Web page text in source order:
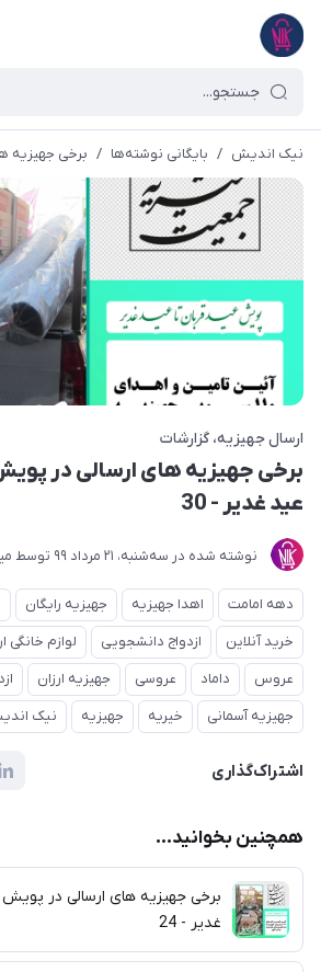
نیک اندیش / بایگانی نوشته‌ها / برخی جهیزیه
ارسال جهیزیه گزارشات
برخی جهیزیه های ارسالی در
عید غدیر - 30
نوشته شده در ﺳﻪشنبه، 21 مرداد 99 توسط
دهه امامت اهدا جهیزیه جهیزیه رایگان
خرید آنلاین
ازدواج دانشجویی لوازم خانگی
عروس
داماد عروسی جهیزیه ارزان
جهیزیه آسمانی
خیریه جهیزیه نیک
اشتراک‌گذاری
همچنین بخوانید...
برخی جهیزیه های ارسالی در پویش
غدیر - 24